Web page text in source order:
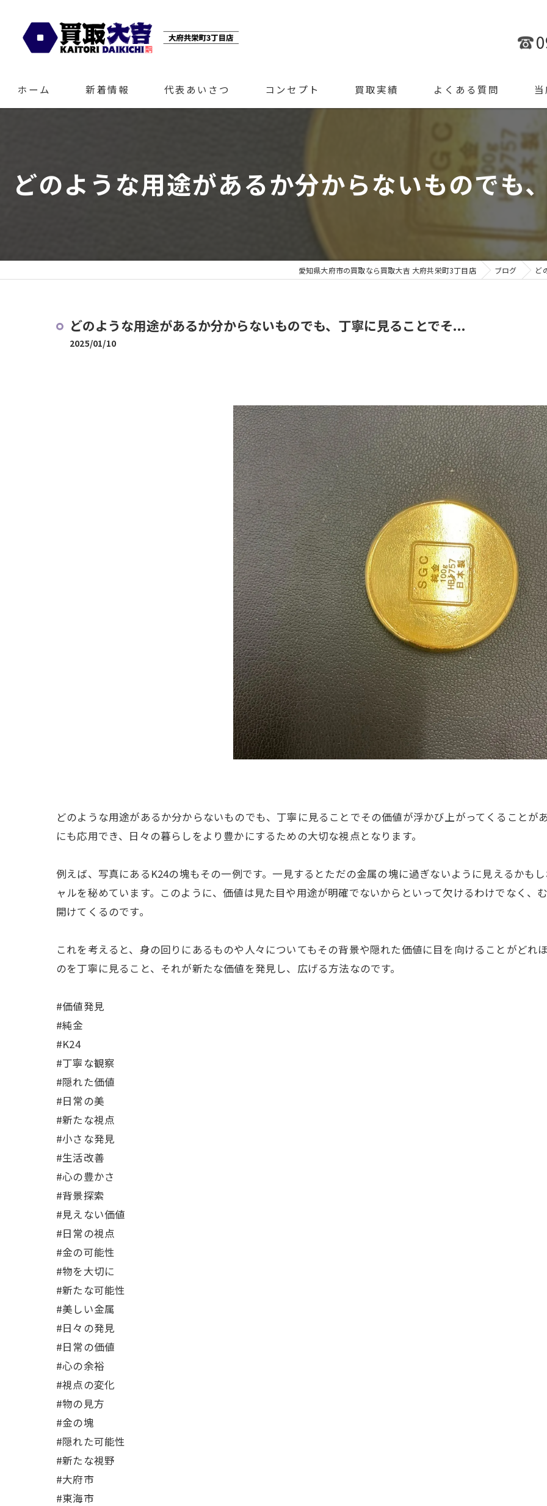
ホーム 新着情報 代表あいさつ コンセプト 買取実績 よくある質問
ブラ
腕時
遺品
どのような用途があるか分からないものでも
愛知県大府市の買取なら買取大吉 大府共栄町3丁目店 ブログ ど
どのような用途があるか分からないものでも、丁寧に見ることでそ...
2025/01/10
どのような用途があるか分からないものでも、丁寧に見ることでその価値が浮かび上がってくることが
にも応用でき、日々の暮らしをより豊かにするための大切な視点となります。
例えば、写真にあるK24の塊もその一例です。一見するとただの金属の塊に過ぎないように見えるかも
ャルを秘めています。このように、価値は見た目や用途が明確でないからといって欠けるわけでなく、
開けてくるのです。
これを考えると、身の回りにあるものや人々についてもその背景や隠れた価値に目を向けることがどれ
のを丁寧に見ること、それが新たな価値を発見し、広げる方法なのです。
#価値発見
#純金
#K24
#丁寧な観察
#隠れた価値
#日常の美
#新たな視点
#小さな発見
#生活改善
#心の豊かさ
#背景探索
#見えない価値
#日常の視点
#金の可能性
#物を大切に
#新たな可能性
#美しい金属
#日々の発見
#日常の価値
#心の余裕
#視点の変化
#物の見方
#金の塊
#隠れた可能性
#新たな視野
#大府市
#東海市